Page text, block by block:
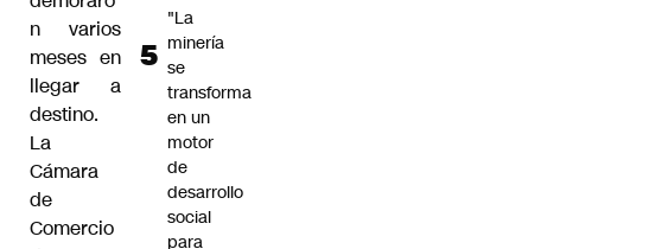
n varios
meses en
llegar a
destino.
La
Cámara
de
Comercio
"La
minería
se
transforma
en un
motor
de
desarrollo
social
para